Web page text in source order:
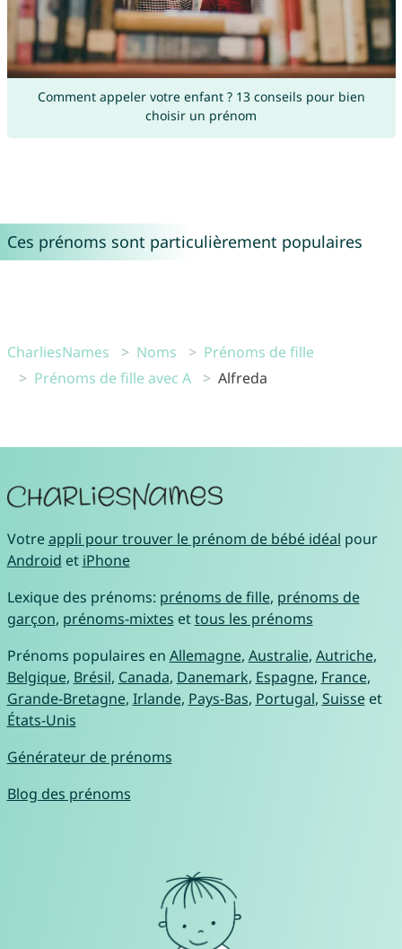
Comment appeler votre enfant ? 13 conseils pour bien
choisir un prénom
Ces prénoms sont particulièrement populaires
CharliesNames Noms
Prénoms de fille
Prénoms de fille avec A
Alfreda
Votreappli pour trouver le prénom de bébé idéal pour
Android et iPhone
Lexique des prénoms: prénoms de fille, prénoms de
garçon, prénoms-mixtes ettous les prénoms
Prénoms populaires en Allemagne, Australie, Autriche,
Belgique, Brésil, Canada, Danemark, Espagne, France,
Grande-Bretagne, Irlande, Pays-Bas, Portugal, Suisseet
États-Unis
Générateur de prénoms
Blog des prénoms